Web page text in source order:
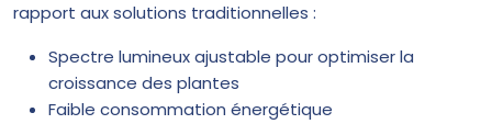
rapport aux solutions traditionnelles :
Spectre lumineux ajustable pour optimiser la
croissance des plantes
Faible consommation énergétique